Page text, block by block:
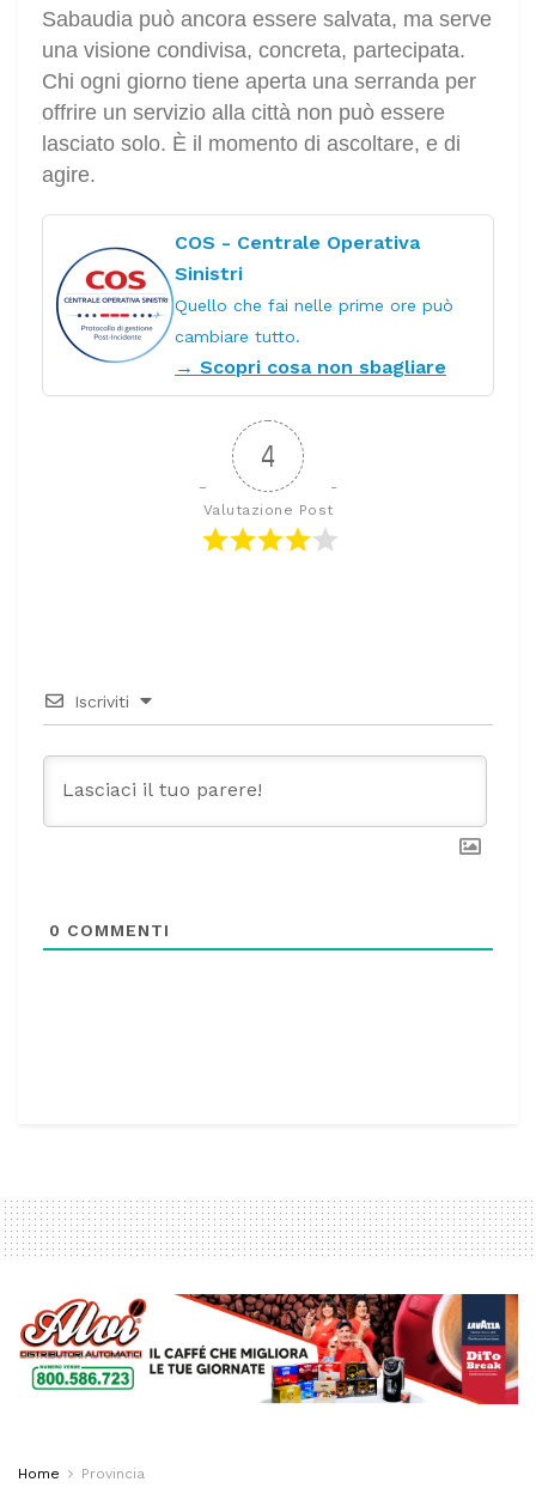
Sabaudia può ancora essere salvata, ma serve
una visione condivisa, concreta, partecipata.
Chi ogni giorno tiene aperta una serranda per
offrire un servizio alla città non può essere
lasciato solo. È il momento di ascoltare, e di
agire.
COS - Centrale Operativa
Sinistri
Quello che fai nelle prime ore può
cambiare tutto.
→ Scopri cosa non sbagliare
4
Valutazione Post
Iscriviti
0 COMMENTI
Home Provincia